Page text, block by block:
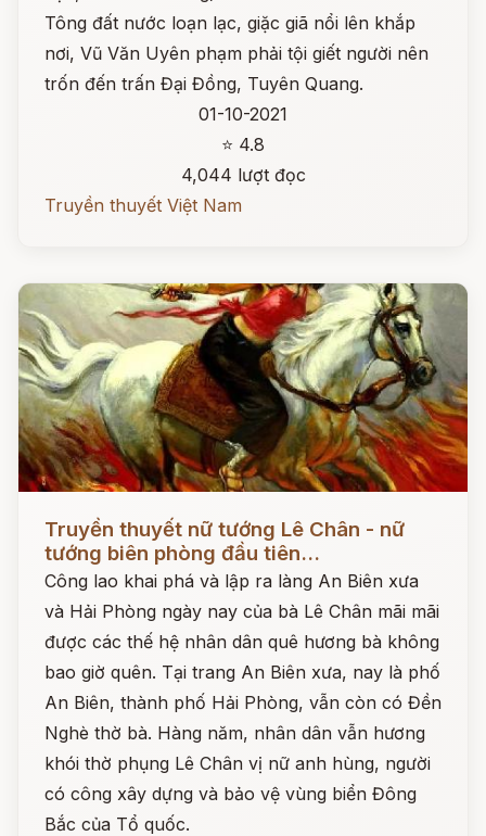
Tông đất nước loạn lạc, giặc giã nổi lên khắp
nơi, Vũ Văn Uyên phạm phải tội giết người nên
trốn đến trấn Đại Đồng, Tuyên Quang.
01-10-2021
⭐ 4.8
4,044 lượt đọc
Truyền thuyết Việt Nam
Đọc ngay
Truyền thuyết nữ tướng Lê Chân - nữ
tướng biên phòng đầu tiên...
Công lao khai phá và lập ra làng An Biên xưa
và Hải Phòng ngày nay của bà Lê Chân mãi mãi
được các thế hệ nhân dân quê hương bà không
bao giờ quên. Tại trang An Biên xưa, nay là phố
An Biên, thành phố Hải Phòng, vẫn còn có Đền
Nghè thờ bà. Hàng năm, nhân dân vẫn hương
khói thờ phụng Lê Chân vị nữ anh hùng, người
có công xây dựng và bảo vệ vùng biển Đông
Bắc của Tổ quốc.